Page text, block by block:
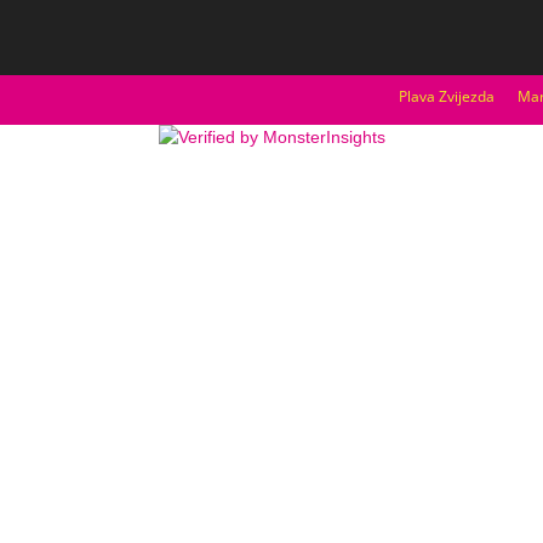
Plava Zvijezda